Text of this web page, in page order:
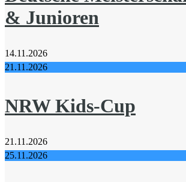
& Junioren
14.11.2026
21.11.2026
NRW Kids-Cup
21.11.2026
25.11.2026